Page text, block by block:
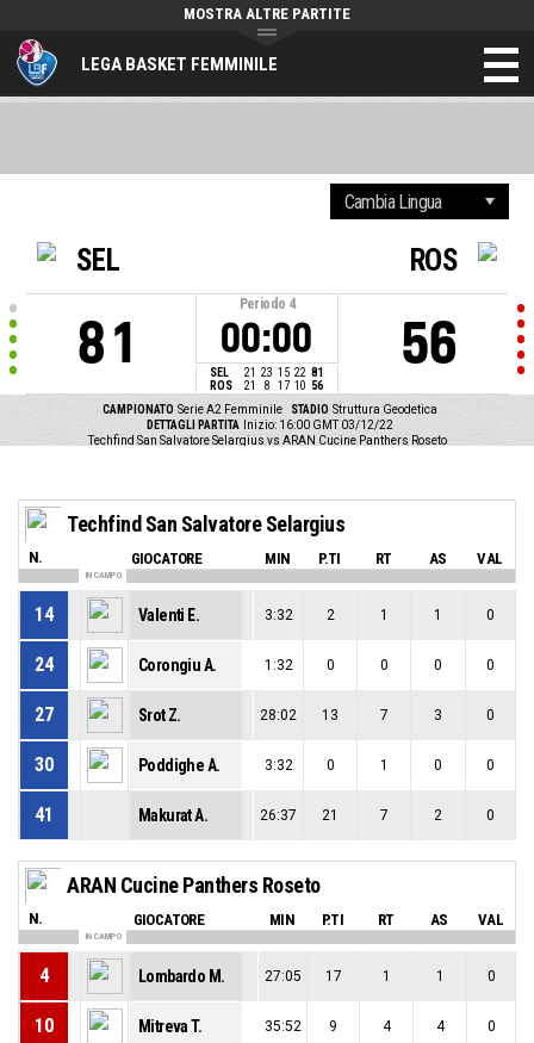
LEGA BASKET FEMMINILE
MOSTRA ALTRE PARTITE
SEL
81
Periodo 4
00:00
SEL 21 23 15 22 81
ROS
21 8 17 10 56
ROS
56
CAMPIONATO Serie A2 Femminile STADIO Struttura Geodetica
DETTAGLI PARTITA
Inizio: 16:00 GMT 03/12/22
Techfind San Salvatore Selargius vs ARAN Cucine Panthers Roseto
Techfind San Salvatore Selargius
N. GIOCATORE MIN P.TI RT AS VAL
IN CAMPO
14 Valenti E. 3:32 2 1 1 0
24 Corongiu A. 1:32 0 0 0 0
27 Srot Z. 28:02 13 7 3 0
30 Poddighe A. 3:32 0 1 0 0
41 Makurat A. 26:37 21 7 2 0
ARAN Cucine Panthers Roseto
N. GIOCATORE MIN P.TI RT AS VAL
IN CAMPO
4 Lombardo M. 27:05 17 1 1 0
10 Mitreva T. 35:52 9 4 4 0